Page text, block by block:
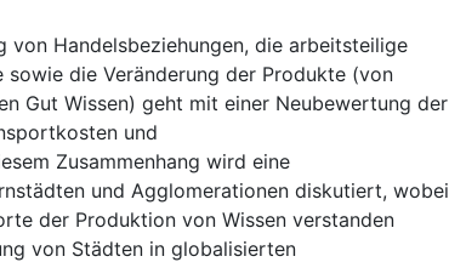
von Handelsbeziehungen, die arbeitsteilige
die Veränderung der Produkte (von
Gut Wissen) geht mit einer Neubewertung der
und
Zusammenhang wird eine
und Agglomerationen diskutiert, wobei
der Produktion von Wissen verstanden
von Städten in globalisierten